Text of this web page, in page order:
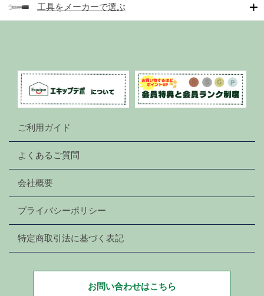
工具をメーカーで選ぶ
ご利用ガイド
よくあるご質問
会社概要
プライバシーポリシー
特定商取引法に基づく表記
お問い合わせはこちら